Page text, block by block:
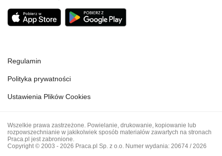
Regulamin
Polityka prywatności
Ustawienia Plików Cookies
Wszelkie prawa zastrzeżone. Powielanie, drukowanie, kopiowanie lub
rozpowszechnianie w jakikolwiek sposób materiałów zawartych na stronach
Praca.pl jest zabronione.
Copyright © 2003 - 2026 Praca.pl Sp. z o.o. Numer wydania: 20674 / 2026